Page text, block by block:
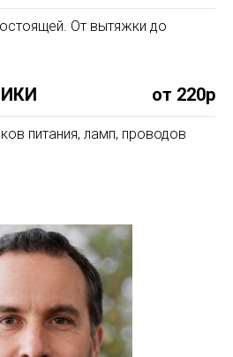
От вытяжки до
от 220р
питания, ламп, проводов